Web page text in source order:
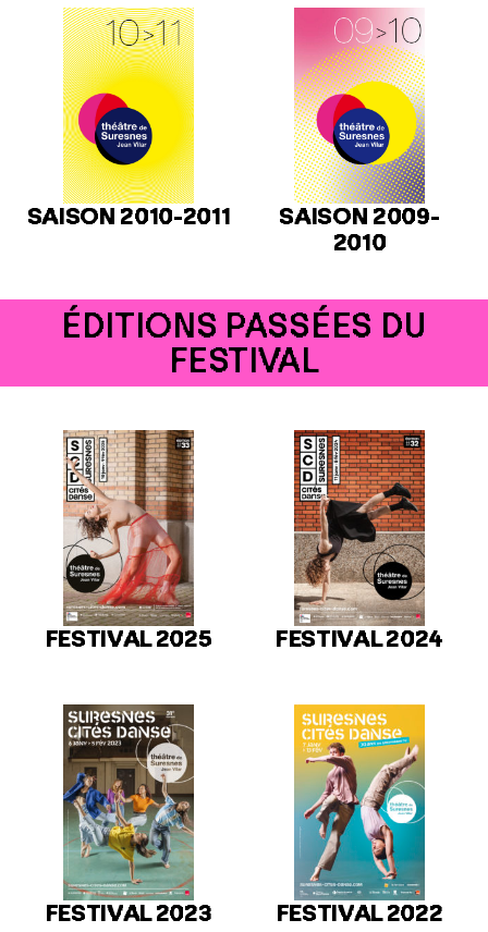
SAISON 2010-2011
SAISON 2009-
2010
ÉDITIONS PASSÉES DU
FESTIVAL
FESTIVAL 2025 FESTIVAL 2024
FESTIVAL 2023 FESTIVAL 2022